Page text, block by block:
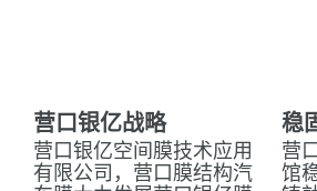
营口银亿战略
营口银亿空间膜技术应用
有限公司，营口膜结构汽
稳
营
馆